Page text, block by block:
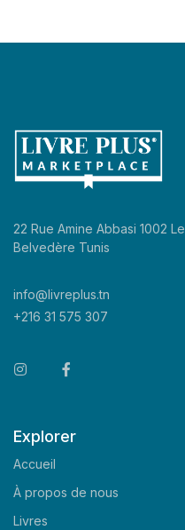
22 Rue Amine Abbasi 1002 Le
Belvedère Tunis
info@livreplus.tn
+216 31 575 307
Explorer
Accueil
À propos de nous
Livres